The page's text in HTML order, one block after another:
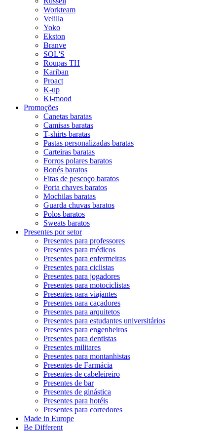
Workteam
Velilla
Yoko
Ekston
Branve
SOL'S
Roupas TH
Kariban
Proact
K-up
Ki-mood
Promoções
Canetas baratas
Camisas baratas
T-shirts baratas
Pastas personalizadas baratas
Carteiras baratas
Forros polares baratos
Bonés baratos
Fitas de pescoço baratos
Porta chaves baratos
Mochilas baratas
Guarda chuvas baratos
Polos baratos
Sweats baratos
Presentes por setor
Presentes para professores
Presentes para médicos
Presentes para enfermeiras
Presentes para ciclistas
Presentes para jogadores
Presentes para motociclistas
Presentes para viajantes
Presentes para caçadores
Presentes para arquitetos
Presentes para estudantes universitários
Presentes para engenheiros
Presentes para dentistas
Presentes militares
Presentes para montanhistas
Presentes de Farmácia
Presentes de cabeleireiro
Presentes de bar
Presentes de ginástica
Presentes para hotéis
Presentes para corredores
Made in Europe
Be Different